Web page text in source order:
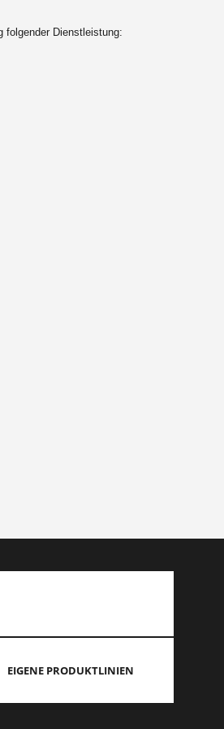
folgender Dienstleistung:
EIGENE PRODUKTLINIEN